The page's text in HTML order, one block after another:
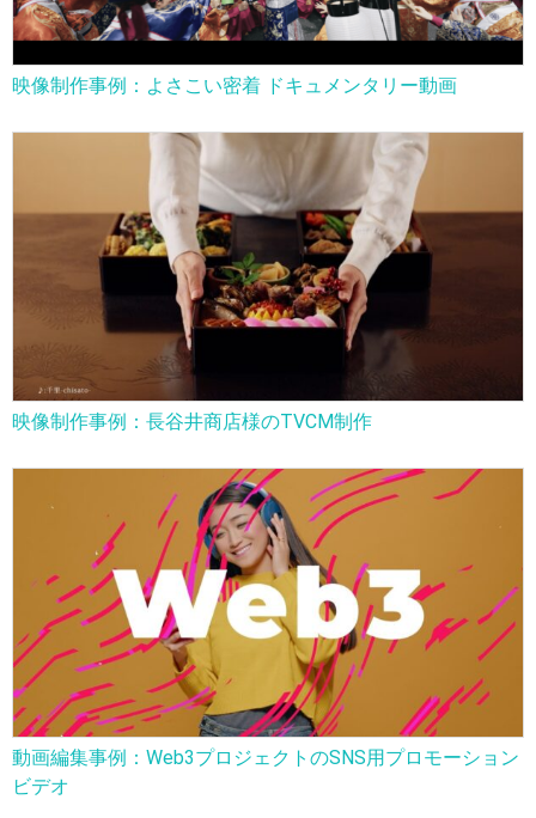
映像制作事例：よさこい密着 ドキュメンタリー動画
映像制作事例：長谷井商店様のTVCM制作
動画編集事例：Web3プロジェクトのSNS用プロモーション
ビデオ